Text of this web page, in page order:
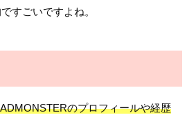
すごいですよね。
のプロフィールや経歴